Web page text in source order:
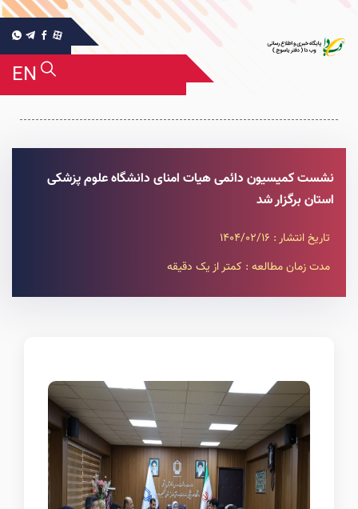
EN
نشست کمیسیون دائمی هیات امنای دانشگاه علوم پزشکی
استان برگزار شد
تاریخ انتشار : 1404/02/16
مدت زمان مطالعه : کمتر از یک دقیقه